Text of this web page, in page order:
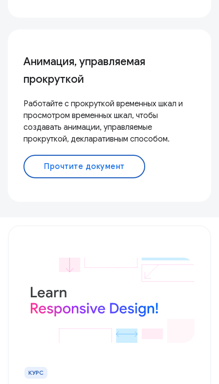
Анимация, управляемая
прокруткой
Работайте с прокруткой временных шкал и
просмотром временных шкал, чтобы
создавать анимации, управляемые
прокруткой, декларативным способом.
Прочтите документ
КУРС